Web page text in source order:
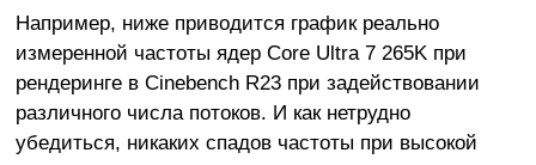
Например, ниже приводится график реально
измеренной частоты ядер Core Ultra 7 265K при
рендеринге в Cinebench R23 при задействовании
различного числа потоков. И как нетрудно
убедиться, никаких спадов частоты при высокой